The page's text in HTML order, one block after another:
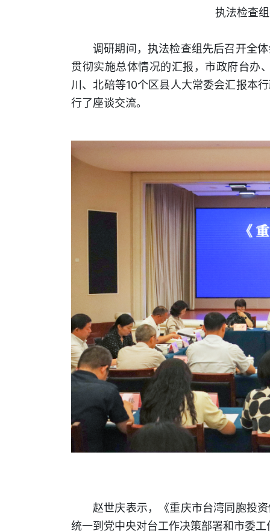
执法检查
调研期间，执法检查组先后召开全
贯彻实施总体情况的汇报，市政府台办
川、北碚等10个区县人大常委会汇报本
行了座谈交流。
赵世庆表示，《重庆市台湾同胞投
统一到党中央对台工作决策部署和市委